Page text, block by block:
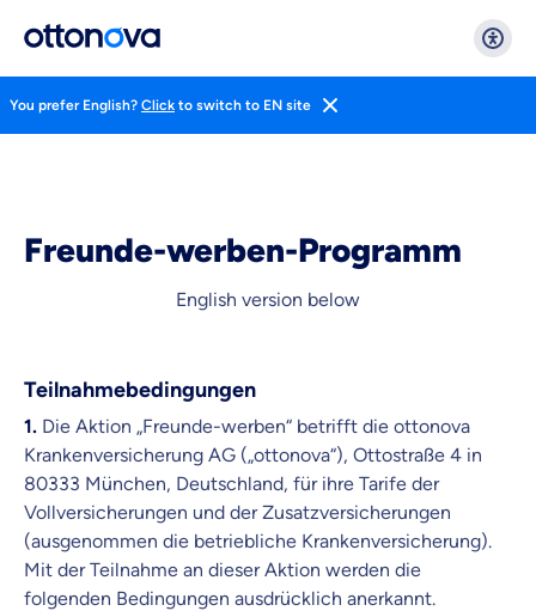
You prefer English? Click to switch to EN site
Freunde-werben-Programm
English version below
Teilnahmebedingungen
1. Die Aktion „Freunde-werben“ betrifft die ottonova
Krankenversicherung AG („ottonova“), Ottostraße 4 in
80333 München, Deutschland, für ihre Tarife der
Vollversicherungen und der Zusatzversicherungen
(ausgenommen die betriebliche Krankenversicherung).
Mit der Teilnahme an dieser Aktion werden die
folgenden Bedingungen ausdrücklich anerkannt.
du dich gut beraten fühlst.
Objektive und faire Beratung
Wir möchten, dass du dich aus Überzeugung für
uns entscheidest.
Vergleich mit anderen Tarifen am Markt
Wir helfen dir dabei Unterschiede in
Versicherungen zu verstehen